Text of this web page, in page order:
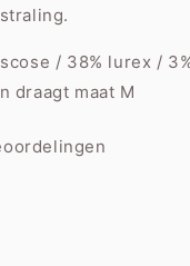
/ 38% lurex /
draagt maat M